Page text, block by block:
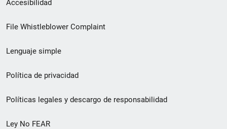
de
de
pie
de
página
Accesibilidad
File Whistleblower Complaint
Lenguaje simple
Política de privacidad
Políticas legales y descargo de responsabilidad
Ley No FEAR